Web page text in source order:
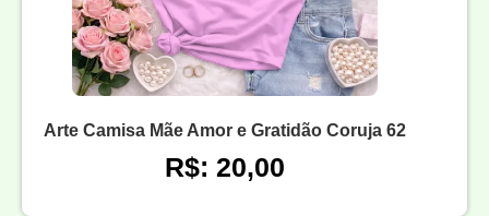
Arte Camisa Mãe Amor e Gratidão Coruja 62
R$: 20,00